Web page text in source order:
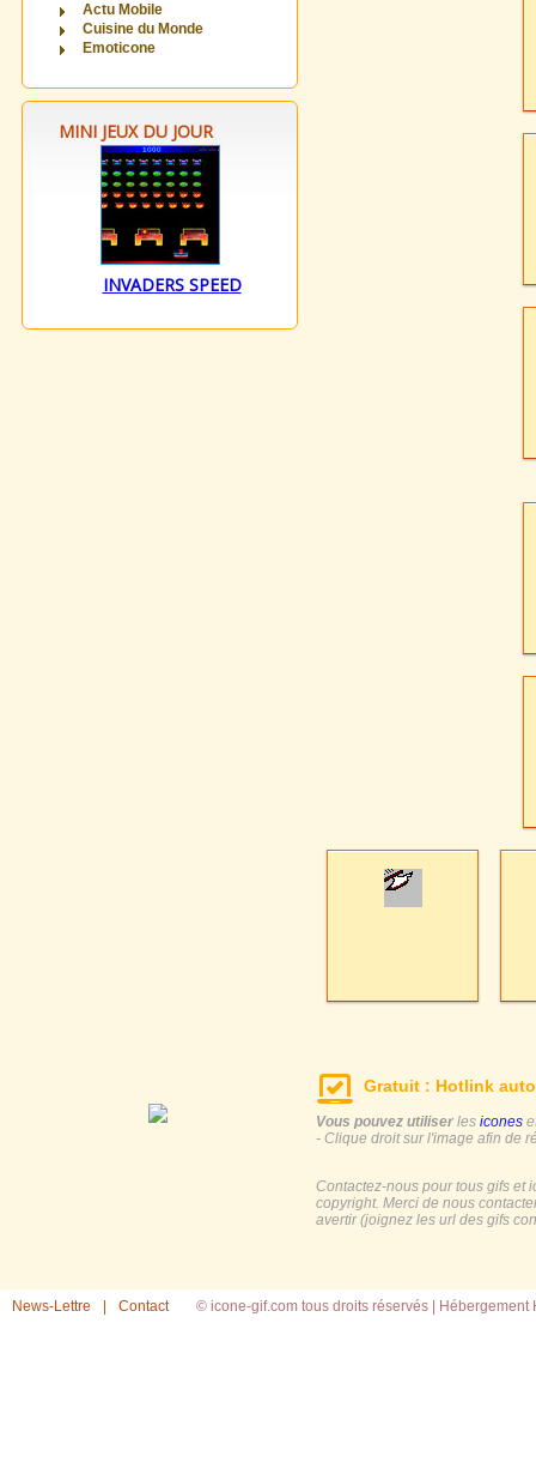
Actu Mobile
Cuisine du Monde
Emoticone
MINI JEUX DU JOUR
INVADERS SPEED
Gratuit : Hotlink
Vous pouvez utiliser les icones
- Clique droit sur l'image afin de
Contactez-nous pour tous gifs et
copyright. Merci de nous
avertir (joignez les url des gifs
News-Lettre Contact © icone-gif.com tous droits réservés | Hébergement